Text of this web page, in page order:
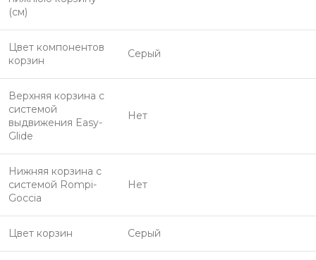
(см)
Цвет компонентов
корзин
Серый
Верхняя корзина с
системой
выдвижения Easy-
Glide
Нет
Нижняя корзина с
системой Rompi-
Goccia
Нет
Цвет корзин Серый